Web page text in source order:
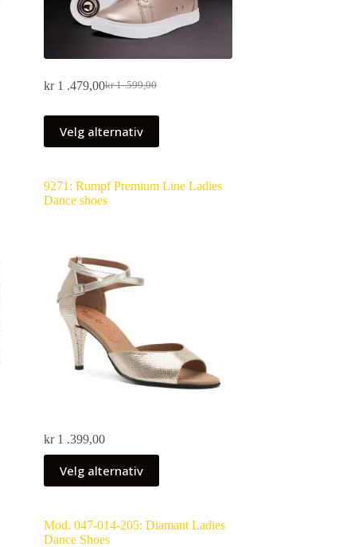
kr1 .599,00
kr1 .479,00
Velg alternativ
9271: Rumpf Premium Line Ladies
Dance shoes
kr1 .399,00
Velg alternativ
Mod. 047-014-205: Diamant Ladies
Dance Shoes